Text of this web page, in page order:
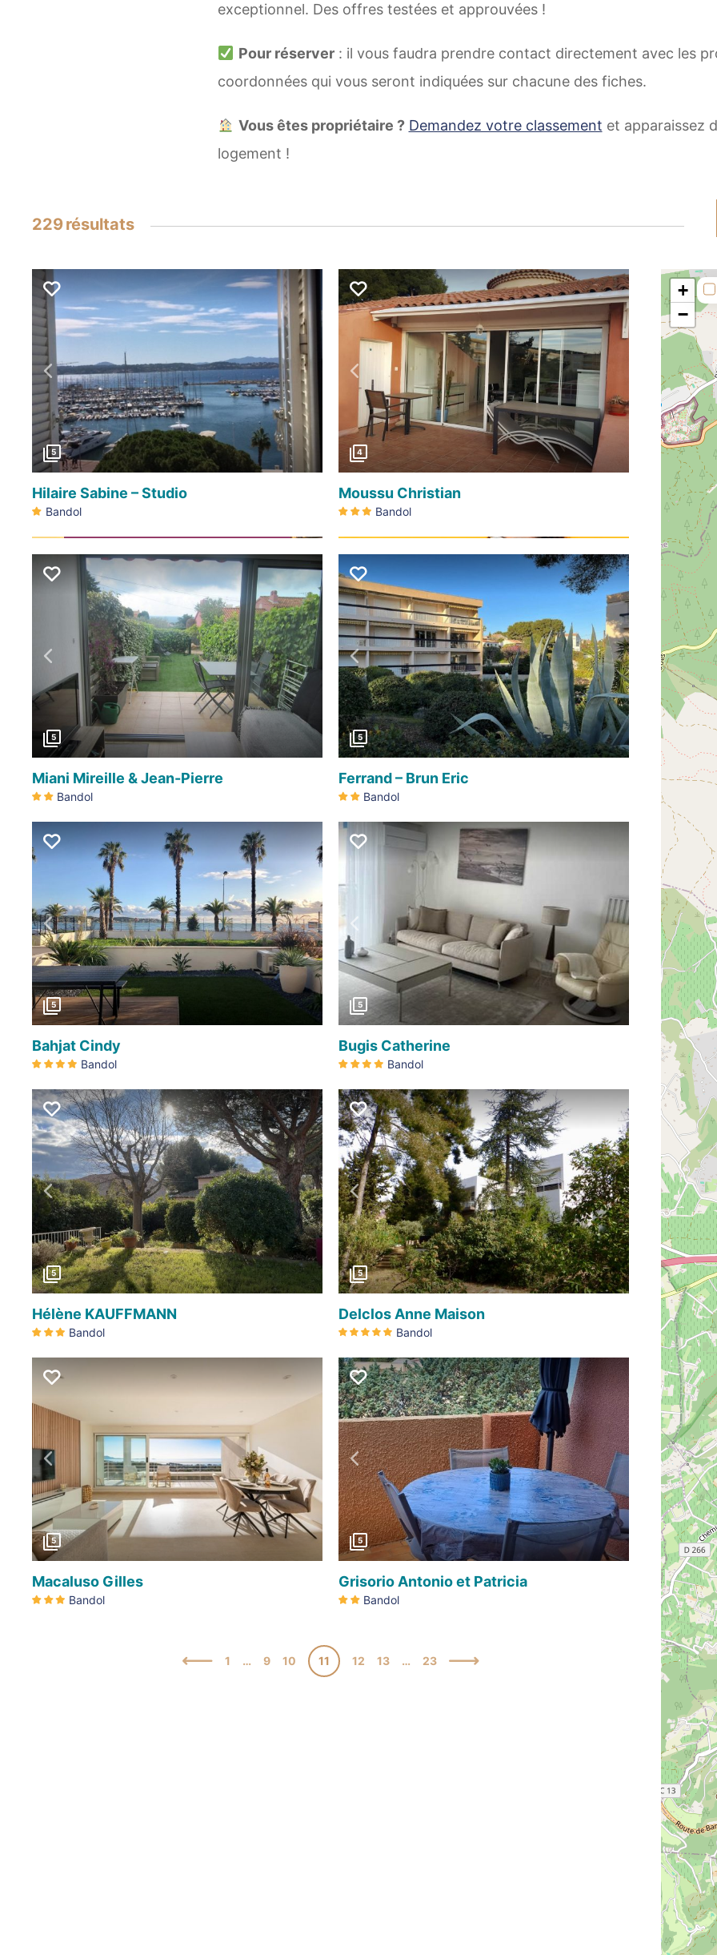
exceptionnel. Des offres testées et approuvées !
Pour réserver: il vous faudra prendre contact directement avec les
coordonnées qui vous seront indiquées sur chacune des fiches.
Vous êtes propriétaire ? Demandez votre classement et apparaissez
logement !
229résultats
+
−
Précédent
5
Hilaire Sabine – Studio
Bandol
Précédent
4
Moussu Christian
Bandol
Précédent
5
Miani Mireille & Jean-Pierre
Bandol
Précédent
5
Ferrand – Brun Eric
Bandol
Précédent
5
Bahjat Cindy
Bandol
Précédent
5
Bugis Catherine
Bandol
Précédent
5
Hélène KAUFFMANN
Bandol
Précédent
5
Delclos Anne Maison
Bandol
Précédent
5
Macaluso Gilles
Bandol
Précédent
5
Grisorio Antonio et Patricia
Bandol
1 … 9 10 11 12 13 … 23